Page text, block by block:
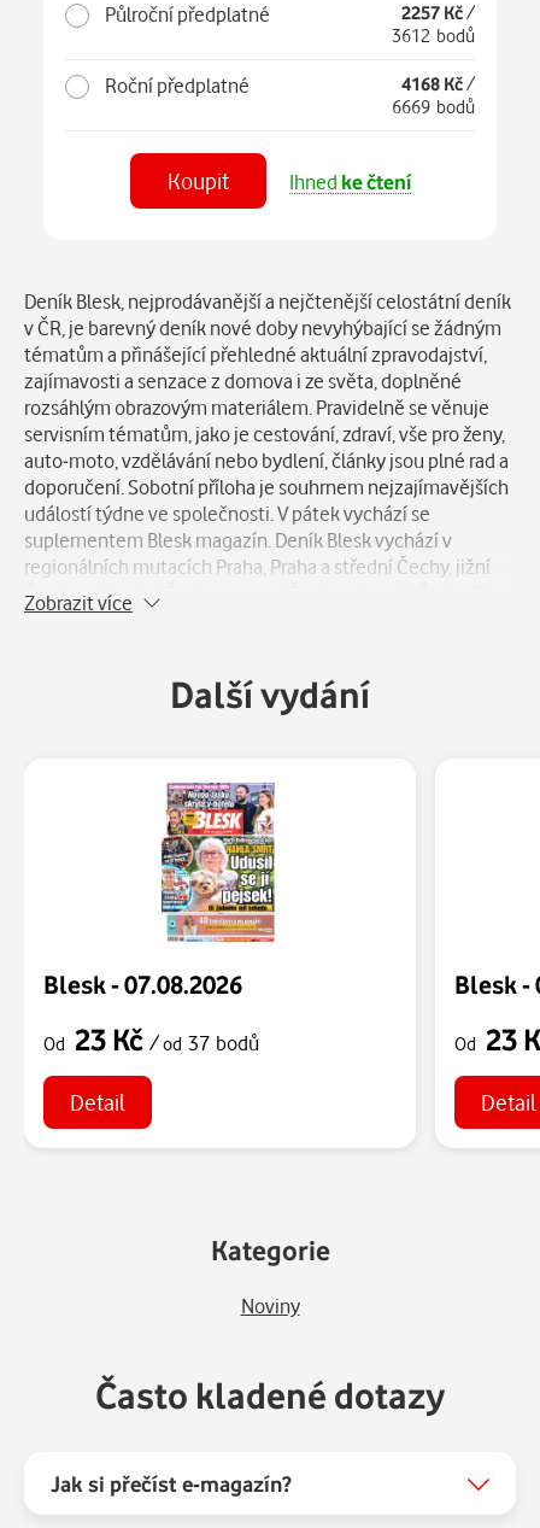
Půlroční předplatné 2257 Kč/
3612 bodů
Roční předplatné 4168 Kč/
6669 bodů
Koupit Ihned ke čtení
Popis
Deník Blesk, nejprodávanější a nejčtenější celostátní deník
v ČR, je barevný deník nové doby nevyhýbající se žádným
tématům a přinášející přehledné aktuální zpravodajství,
zajímavosti a senzace z domova i ze světa, doplněné
rozsáhlým obrazovým materiálem. Pravidelně se věnuje
servisním tématům, jako je cestování, zdraví, vše pro ženy,
auto-moto, vzdělávání nebo bydlení, články jsou plné rad a
doporučení. Sobotní příloha je souhrnem nejzajímavějších
událostí týdne ve společnosti. V pátek vychází se
suplementem Blesk magazín. Deník Blesk vychází v
regionálních mutacích Praha, Praha a střední Čechy, jižní
Čechy, východní Čechy, severní Čechy, západní Čechy, Brno
a okolí, jižní Morava a severní Morava. V neděli vychází jeho
Zobrazit více
Další vydání
Blesk - 07.08.2026
Od 23 Kč /od 37 bodů
Detail
Blesk -
Od 23
Detail
Kategorie
Noviny
Často kladené dotazy
Jak si přečíst e-magazín?